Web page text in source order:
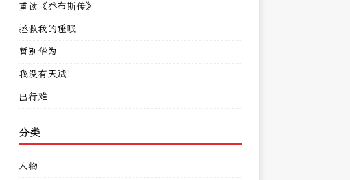
重读《乔布斯传》
拯救我的睡眠
暂别华为
我没有天赋！
出行难
分类
人物